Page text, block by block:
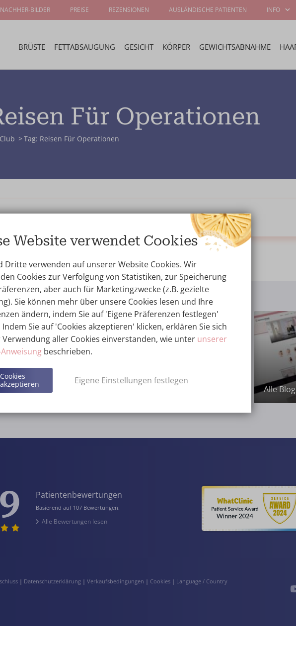
BRÜSTE FETTABSAUGUNG GESICHT KÖRPER GEWICHTSABNAHME
BILDER PREISE REZENSIONEN AUSLÄNDISCHE PATIENTEN INFO
Für Operationen
Tag: Reisen Für Operationen
gibt es keine Blog-Artikel, die dieses Tag verwenden.
im Überblick
Übersicht der Vorher-Nachher-
Alle
Patientenbewertungen
Basierend auf 107 Bewertungen.
Alle Bewertungen lesen
| Datenschutzerklärung | Verkaufsbedingungen | Cookies | Language / Country
Website verwendet Cookies
Dritte verwenden auf unserer Website Cookies. Wir
Cookies zur Verfolgung von Statistiken, zur Speicherung
aber auch für Marketingzwecke (z.B. gezielte
Sie können mehr über unsere Cookies lesen und Ihre
ändern, indem Sie auf 'Eigene Präferenzen festlegen'
Indem Sie auf 'Cookies akzeptieren' klicken, erklären Sie sich
aller Cookies einverstanden, wie unter unserer
beschrieben.
Cookies
akzeptieren
Eigene Einstellungen festlegen